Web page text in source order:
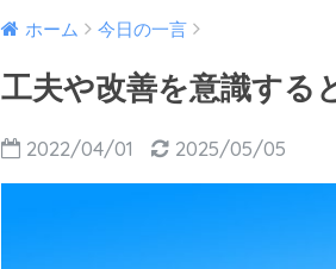
ホーム 今日の一言
工夫や改善を意識する
2022/04/01 2025/05/05